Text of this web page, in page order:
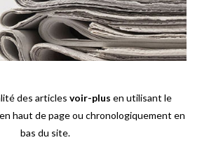
des articles voir-plus en utilisant le
haut de page ou chronologiquement en
bas du site.